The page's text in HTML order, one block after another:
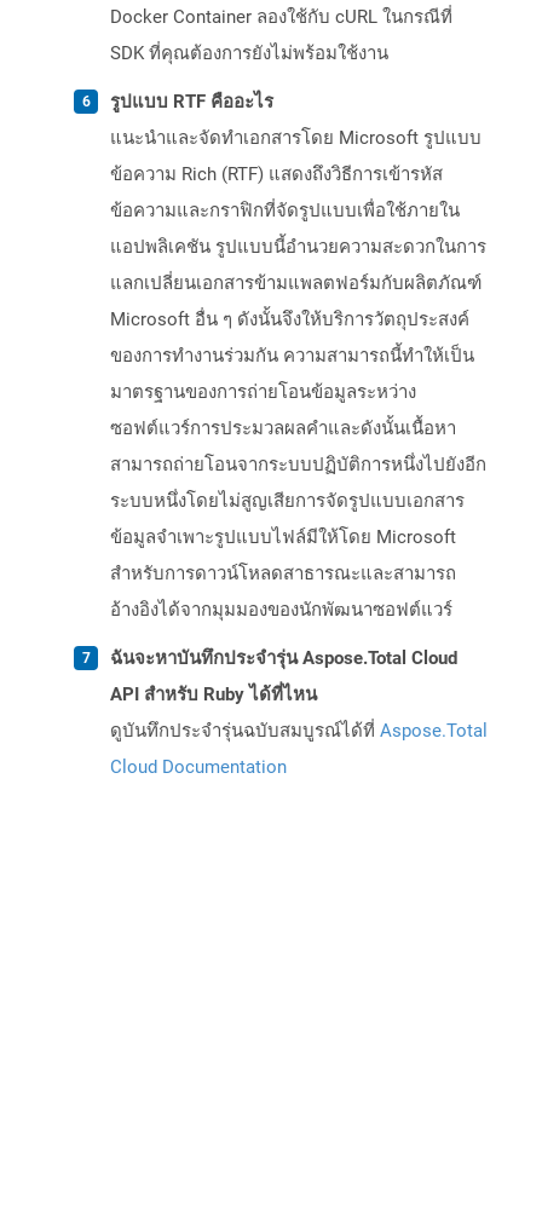
Docker Container ลองใช้กับ cURL ในกรณีที่
SDK ที่คุณต้องการยังไม่พร้อมใช้งาน
รูปแบบ RTF คืออะไร
แนะนำและจัดทำเอกสารโดย Microsoft รูปแบบ
ข้อความ Rich (RTF) แสดงถึงวิธีการเข้ารหัส
ข้อความและกราฟิกที่จัดรูปแบบเพื่อใช้ภายใน
แอปพลิเคชัน รูปแบบนี้อำนวยความสะดวกในการ
แลกเปลี่ยนเอกสารข้ามแพลตฟอร์มกับผลิตภัณฑ์
Microsoft อื่น ๆ ดังนั้นจึงให้บริการวัตถุประสงค์
ของการทำงานร่วมกัน ความสามารถนี้ทำให้เป็น
มาตรฐานของการถ่ายโอนข้อมูลระหว่าง
ซอฟต์แวร์การประมวลผลคำและดังนั้นเนื้อหา
สามารถถ่ายโอนจากระบบปฏิบัติการหนึ่งไปยังอีก
ระบบหนึ่งโดยไม่สูญเสียการจัดรูปแบบเอกสาร
ข้อมูลจำเพาะรูปแบบไฟล์มีให้โดย Microsoft
สำหรับการดาวน์โหลดสาธารณะและสามารถ
อ้างอิงได้จากมุมมองของนักพัฒนาซอฟต์แวร์
ฉันจะหาบันทึกประจำรุ่น Aspose.Total Cloud
API สำหรับ Ruby ได้ที่ไหน
ดูบันทึกประจำรุ่นฉบับสมบูรณ์ได้ที่ Aspose.Total
Cloud Documentation